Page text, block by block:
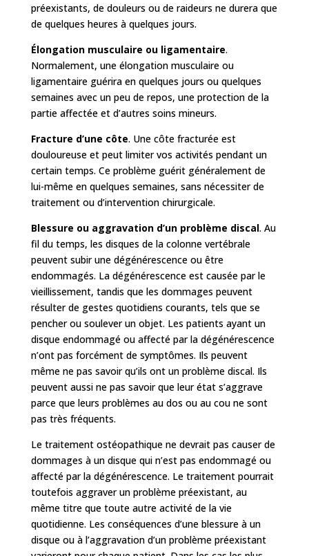
préexistants, de douleurs ou de raideurs ne durera que
de quelques heures à quelques jours.
Élongation musculaire ou ligamentaire.
Normalement, une élongation musculaire ou
ligamentaire guérira en quelques jours ou quelques
semaines avec un peu de repos, une protection de la
partie affectée et d’autres soins mineurs.
Fracture d’une côte. Une côte fracturée est
douloureuse et peut limiter vos activités pendant un
certain temps. Ce problème guérit généralement de
lui-même en quelques semaines, sans nécessiter de
traitement ou d’intervention chirurgicale.
Blessure ou aggravation d’un problème discal. Au
fil du temps, les disques de la colonne vertébrale
peuvent subir une dégénérescence ou être
endommagés. La dégénérescence est causée par le
vieillissement, tandis que les dommages peuvent
résulter de gestes quotidiens courants, tels que se
pencher ou soulever un objet. Les patients ayant un
disque endommagé ou affecté par la dégénérescence
n’ont pas forcément de symptômes. Ils peuvent
même ne pas savoir qu’ils ont un problème discal. Ils
peuvent aussi ne pas savoir que leur état s’aggrave
parce que leurs problèmes au dos ou au cou ne sont
pas très fréquents.
Le traitement ostéopathique ne devrait pas causer de
dommages à un disque qui n’est pas endommagé ou
affecté par la dégénérescence. Le traitement pourrait
toutefois aggraver un problème préexistant, au
même titre que toute autre activité de la vie
quotidienne. Les conséquences d’une blessure à un
disque ou à l’aggravation d’un problème préexistant